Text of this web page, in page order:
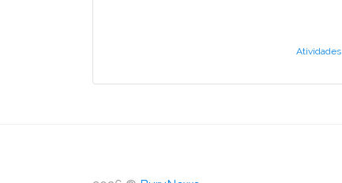
Atividades